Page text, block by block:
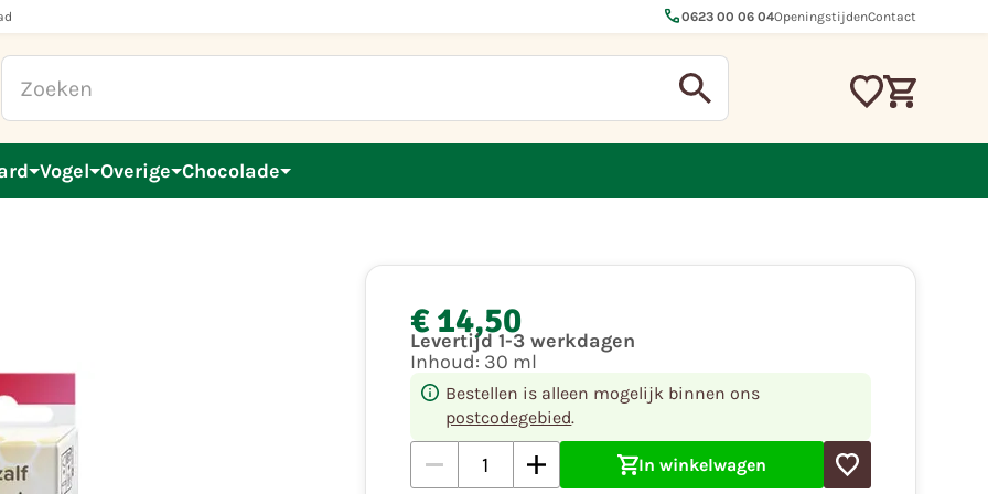
call0623 00 06 04OpeningstijdenContact
Vogel Overige Chocolade
€ 14,50
Levertijd 1-3 werkdagen
Inhoud: 30 ml
Bestellen is alleen mogelijk binnen ons
postcodegebied.
In winkelwagen